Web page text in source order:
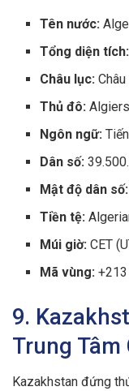
Tên nước:
Tổng diện tích:
Châu lục:
Thủ đô: Algiers
Ngôn ngữ:
Dân số:
Mật độ dân số:
Tiền tệ:
Múi giờ: CET
Mã vùng: +213
9.
Trung Tâm
Kazakhstan đứng